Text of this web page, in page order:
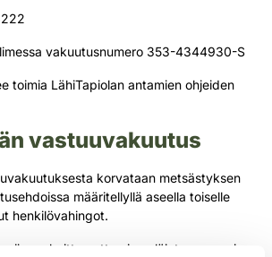
vakuutusnumero 353-4344930-S
toimia LähiTapiolan antamien ohjeiden
vastuuvakuutus
korvataan metsästyksen
määritellyllä aseella toiselle
henkilövahingot.
rauhoittamattomien eläinten pyynnin